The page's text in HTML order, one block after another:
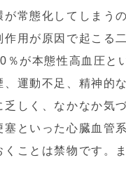
常態化してしまう
用が原因で起こる
％が本態性高血圧
運動不足、精神的
しく、なかなか気
といった心臓血管
ことは禁物です。